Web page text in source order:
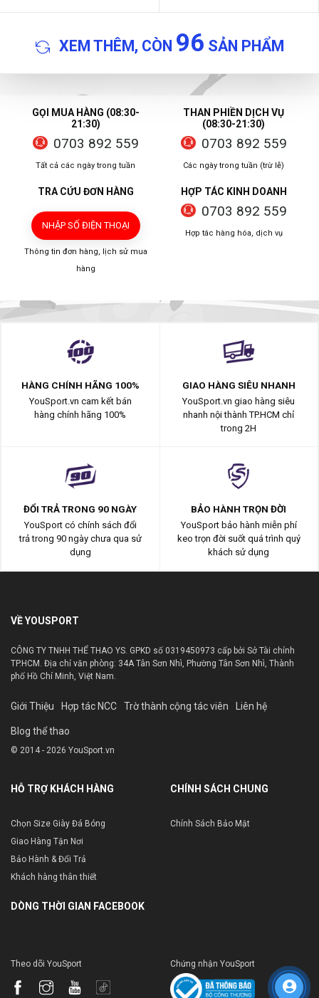
XEM THÊM, CÒN 96 SẢN PHẨM
GỌI MUA HÀNG (08:30-
21:30)
0703 892 559
Tất cả các ngày trong tuần
THAN PHIỀN DỊCH VỤ
(08:30-21:30)
0703 892 559
Các ngày trong tuần (trừ lễ)
TRA CỨU ĐƠN HÀNG
NHẬP SỐ ĐIỆN THOẠI
Thông tin đơn hàng, lịch sử mua
hàng
HỢP TÁC KINH DOANH
0703 892 559
Hợp tác hàng hóa, dịch vụ
HÀNG CHÍNH HÃNG 100%
YouSport.vn cam kết bán
hàng chính hãng 100%
GIAO HÀNG SIÊU NHANH
YouSport.vn giao hàng siêu
nhanh nội thành TP.HCM chỉ
trong 2H
ĐỔI TRẢ TRONG 90 NGÀY
YouSport có chính sách đổi
trả trong 90 ngày chưa qua sử
dụng
BẢO HÀNH TRỌN ĐỜI
YouSport bảo hành miễn phí
keo trọn đời suốt quá trình quý
khách sử dụng
VỀ YOUSPORT
CÔNG TY TNHH THỂ THAO YS. GPKD số 0319450973 cấp bởi Sở Tài chính
TP.HCM. Địa chỉ văn phòng: 34A Tân Sơn Nhì, Phường Tân Sơn Nhì, Thành
phố Hồ Chí Minh, Việt Nam.
Giới Thiệu Hợp tác NCC Trờ thành cộng tác viên Liên hệ
Blog thể thao
© 2014 - 2026 YouSport.vn
HỖ TRỢ KHÁCH HÀNG
Chọn Size Giày Đá Bóng
Giao Hàng Tận Nơi
Bảo Hành & Đổi Trả
Khách hàng thân thiết
CHÍNH SÁCH CHUNG
Chính Sách Bảo Mật
DÒNG THỜI GIAN FACEBOOK
Theo dõi YouSport Chứng nhận YouSport